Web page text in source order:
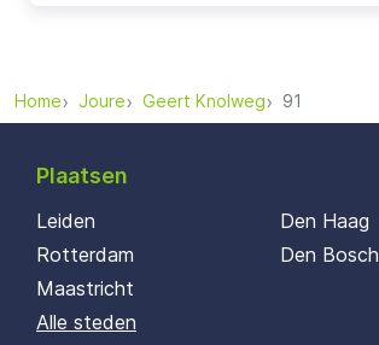
Home Joure Geert Knolweg 91
Plaatsen
Leiden
Rotterdam
Maastricht
Den Haag
Den Bosch
Alle steden